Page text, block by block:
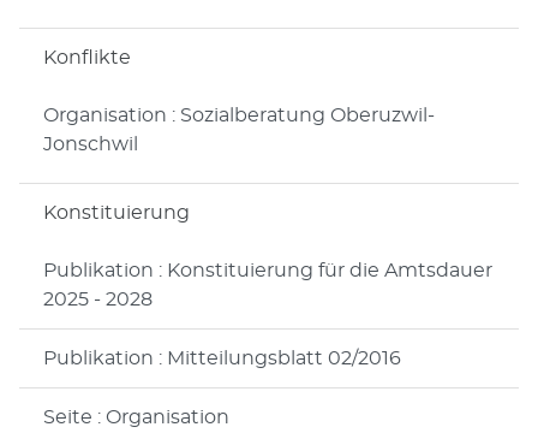
Konflikte
Organisation : Sozialberatung Oberuzwil-
Jonschwil
Konstituierung
Publikation : Konstituierung für die Amtsdauer
2025 - 2028
Publikation : Mitteilungsblatt 02/2016
Seite : Organisation